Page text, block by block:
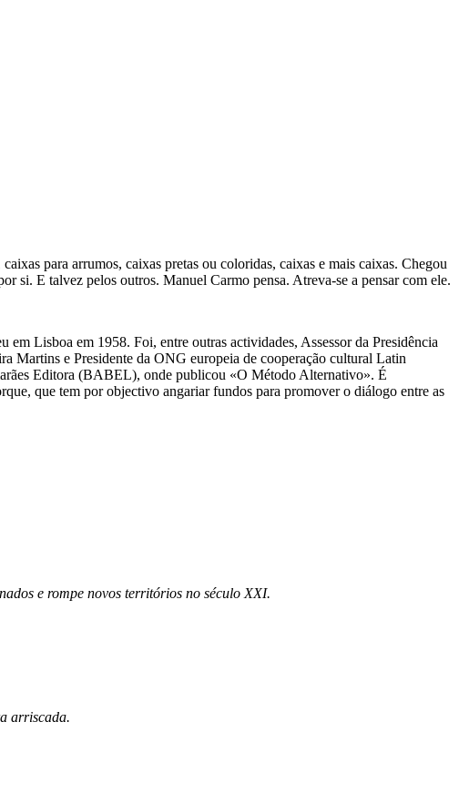
para arrumos, caixas pretas ou coloridas, caixas e mais caixas. Chegou
si. E talvez pelos outros. Manuel Carmo pensa. Atreva-se a pensar com ele.
Lisboa em 1958. Foi, entre outras actividades, Assessor da Presidência
Martins e Presidente da ONG europeia de cooperação cultural Latin
Editora (BABEL), onde publicou «O Método Alternativo». É
que tem por objectivo angariar fundos para promover o diálogo entre as
e rompe novos territórios no século XXI.
arriscada.